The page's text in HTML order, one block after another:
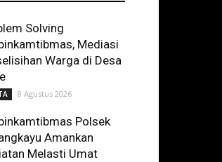
Solving
Mediasi
Warga di Desa
8 Agustus 2026
Polsek
Amankan
Melasti Umat